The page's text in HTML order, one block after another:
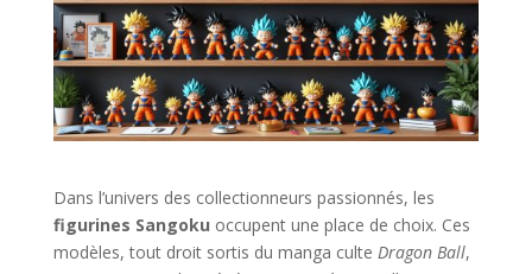
Dans l’univers des collectionneurs passionnés, les
figurines Sangoku occupent une place de choix. Ces
modèles, tout droit sortis du manga culte Dragon Ball,